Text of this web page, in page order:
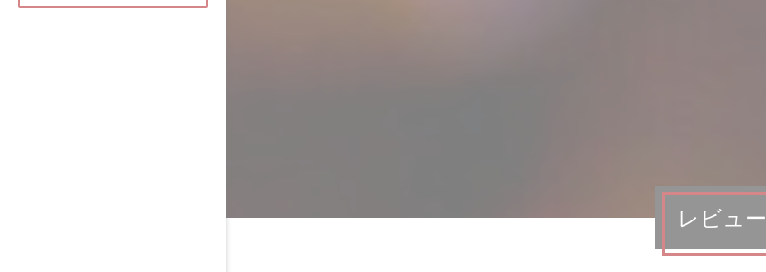
レビュー